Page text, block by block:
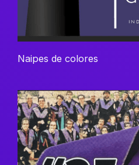
Naipes de colores